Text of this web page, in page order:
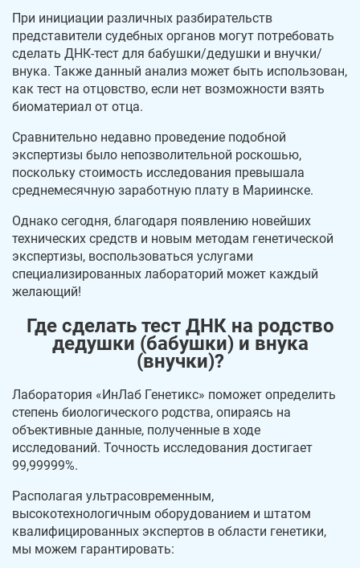
При инициации различных разбирательств
представители судебных органов могут потребовать
сделать ДНК-тест для бабушки/дедушки и внучки/
внука. Также данный анализ может быть использован,
как тест на отцовство, если нет возможности взять
биоматериал от отца.
Сравнительно недавно проведение подобной
экспертизы было непозволительной роскошью,
поскольку стоимость исследования превышала
среднемесячную заработную плату в Мариинске.
Однако сегодня, благодаря появлению новейших
технических средств и новым методам генетической
экспертизы, воспользоваться услугами
специализированных лабораторий может каждый
желающий!
Где сделать тест ДНК на родство
дедушки (бабушки) и внука
(внучки)?
Лаборатория «ИнЛаб Генетикс» поможет определить
степень биологического родства, опираясь на
объективные данные, полученные в ходе
исследований. Точность исследования достигает
99,99999%.
Располагая ультрасовременным,
высокотехнологичным оборудованием и штатом
квалифицированных экспертов в области генетики,
мы можем гарантировать: